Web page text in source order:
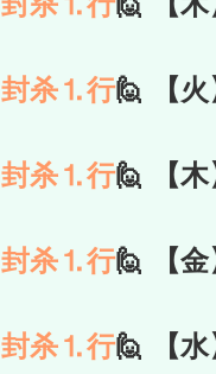
封杀⒈行🙋 【
封杀⒈行🙋 【
封杀⒈行🙋 【
封杀⒈行🙋 【